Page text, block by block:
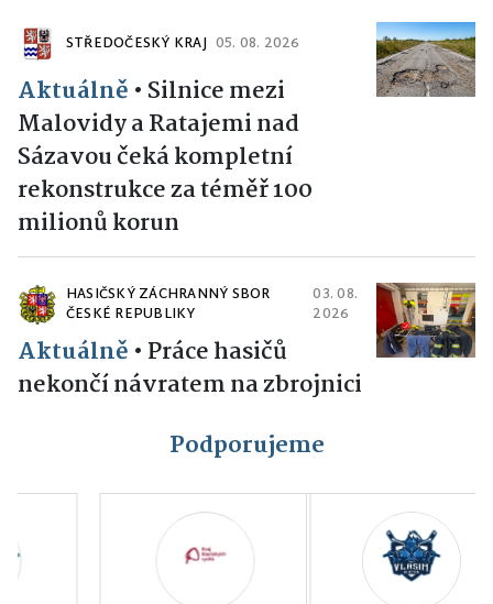
STŘEDOČESKÝ KRAJ 05. 08. 2026
Aktuálně • Silnice mezi
Malovidy a Ratajemi nad
Sázavou čeká kompletní
rekonstrukce za téměř 100
milionů korun
HASIČSKÝ ZÁCHRANNÝ SBOR
ČESKÉ REPUBLIKY
03. 08.
2026
Aktuálně • Práce hasičů
nekončí návratem na zbrojnici
Podporujeme